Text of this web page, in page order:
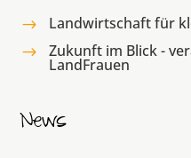
$ Landwirtschaft für
$ Zukunft im Blick -
LandFrauen
News